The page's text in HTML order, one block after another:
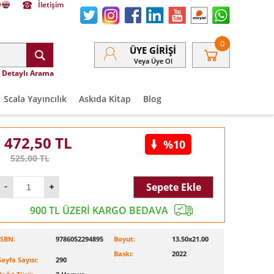
İletişim
Detaylı Arama
ÜYE GIRIŞI
Veya Üye Ol
0
Scala Yayıncılık Askıda Kitap Blog
472,50 TL
525,00TL
%10
Sepete Ekle
900 TL ÜZERİ KARGO BEDAVA
9786052294895
Sayısı:
290
Boyut:
13.50x21.00
Baskı:
2022